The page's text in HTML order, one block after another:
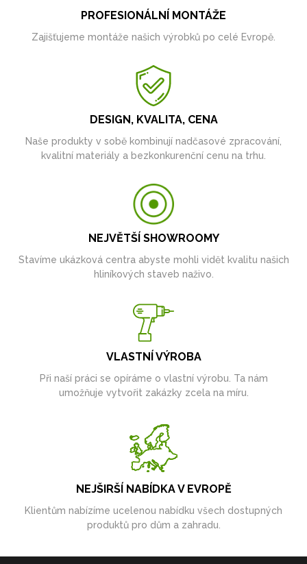
PROFESIONÁLNÍ MONTÁŽE
Zajišťujeme montáže našich výrobků po celé Evropě.
DESIGN, KVALITA, CENA
Naše produkty v sobě kombinují nadčasové zpracování,
kvalitní materiály a bezkonkurenční cenu na trhu.
NEJVĚTŠÍ SHOWROOMY
Stavíme ukázková centra abyste mohli vidět kvalitu našich
hliníkových staveb naživo.
VLASTNÍ VÝROBA
Při naší práci se opíráme o vlastní výrobu. Ta nám
umožňuje vytvořit zakázky zcela na míru.
NEJŠIRŠÍ NABÍDKA V EVROPĚ
Klientům nabízíme ucelenou nabídku všech dostupných
produktů pro dům a zahradu.